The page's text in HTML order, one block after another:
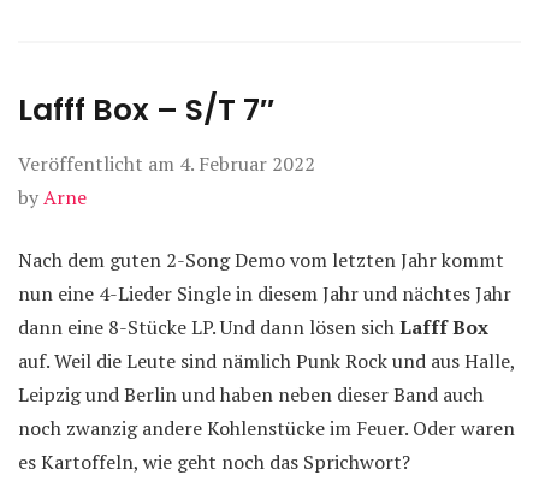
Lafff Box – S/T 7″
Veröffentlicht am 4. Februar 2022
byArne
Nach dem guten 2-Song Demo vom letzten Jahr kommt
nun eine 4-Lieder Single in diesem Jahr und nächtes Jahr
dann eine 8-Stücke LP. Und dann lösen sichLafff Box
auf. Weil die Leute sind nämlich Punk Rock und aus Halle,
Leipzig und Berlin und haben neben dieser Band auch
noch zwanzig andere Kohlenstücke im Feuer. Oder waren
es Kartoffeln, wie geht noch das Sprichwort?